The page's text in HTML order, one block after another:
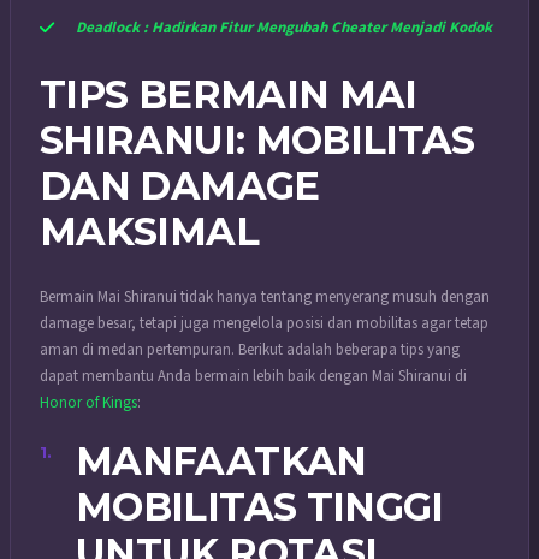
Deadlock : Hadirkan Fitur Mengubah Cheater Menjadi Kodok
TIPS BERMAIN MAI
SHIRANUI: MOBILITAS
DAN DAMAGE
MAKSIMAL
Bermain Mai Shiranui tidak hanya tentang menyerang musuh dengan
damage besar, tetapi juga mengelola posisi dan mobilitas agar tetap
aman di medan pertempuran. Berikut adalah beberapa tips yang
dapat membantu Anda bermain lebih baik dengan Mai Shiranui di
Honor of Kings:
MANFAATKAN
MOBILITAS TINGGI